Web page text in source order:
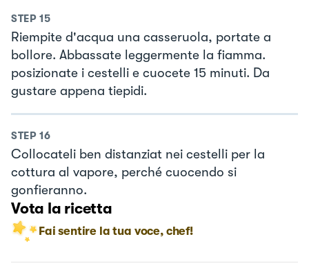
STEP 15
Riempite d'acqua una casseruola, portate a
bollore. Abbassate leggermente la fiamma.
posizionate i cestelli e cuocete 15 minuti. Da
gustare appena tiepidi.
STEP 16
Collocateli ben distanziat nei cestelli per la
cottura al vapore, perché cuocendo si
gonfieranno.
Vota la ricetta
Fai sentire la tua voce, chef!